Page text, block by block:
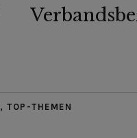
, TOP-THEMEN